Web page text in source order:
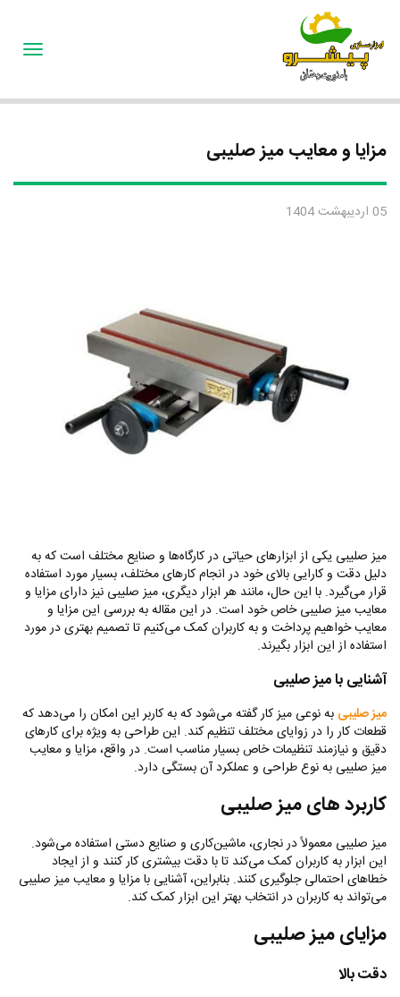
مزایا و معایب میز صلیبی
05 اردیبهشت 1404
میز صلیبی یکی از ابزارهای حیاتی در کارگاه‌ها و صنایع مختلف است که به
دلیل دقت و کارایی بالای خود در انجام کارهای مختلف، بسیار مورد استفاده
قرار می‌گیرد. با این حال، مانند هر ابزار دیگری، میز صلیبی نیز دارای مزایا و
معایب میز صلیبی خاص خود است. در این مقاله به بررسی این مزایا و
معایب خواهیم پرداخت و به کاربران کمک می‌کنیم تا تصمیم بهتری در مورد
استفاده از این ابزار بگیرند.
آشنایی با میز صلیبی
میز صلیبی به نوعی میز کار گفته می‌شود که به کاربر این امکان را می‌دهد که
قطعات کار را در زوایای مختلف تنظیم کند. این طراحی به ویژه برای کارهای
دقیق و نیازمند تنظیمات خاص بسیار مناسب است. در واقع، مزایا و معایب
میز صلیبی به نوع طراحی و عملکرد آن بستگی دارد.
کاربرد های میز صلیبی
میز صلیبی معمولاً در نجاری، ماشین‌کاری و صنایع دستی استفاده می‌شود.
این ابزار به کاربران کمک می‌کند تا با دقت بیشتری کار کنند و از ایجاد
خطاهای احتمالی جلوگیری کنند. بنابراین، آشنایی با مزایا و معایب میز صلیبی
می‌تواند به کاربران در انتخاب بهتر این ابزار کمک کند.
مزایای میز صلیبی
دقت بالا